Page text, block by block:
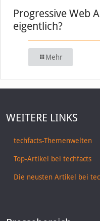
Progressive Web
eigentlich?
Mehr
WEITERE LINKS
techfacts-Themenwelten
Top-Artikel bei techfacts
Die neusten Artikel bei